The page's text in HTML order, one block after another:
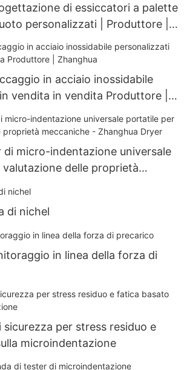
di essiccatori a palette
personalizzati | Produttore |
in acciaio inossidabile
vendita in vendita Produttore |
di micro-indentazione universale
delle proprietà
Dryer
di nichel
in linea della forza di
sicurezza per stress residuo e
microindentazione